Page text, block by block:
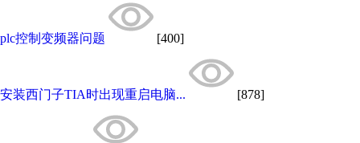
plc控制变频器问题 [400]
安装西门子TIA时出现重启电脑... [878]